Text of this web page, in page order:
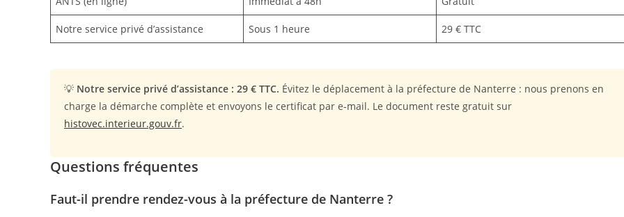
Notre service privé d’assistance Sous 1 heure 29 € TTC
💡 Notre service privé d’assistance : 29 € TTC. Évitez le déplacement à la préfecture de Nanterre : nous prenons en
charge la démarche complète et envoyons le certificat par e-mail. Le document reste gratuit sur
histovec.interieur.gouv.fr.
Questions fréquentes
Faut-il prendre rendez-vous à la préfecture de Nanterre ?